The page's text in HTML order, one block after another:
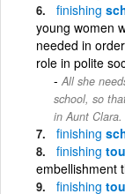
finishing
young women
needed in
role in polite
All she
school, so
in Aunt Clara.
finishing
finishing
embellishment
finishing